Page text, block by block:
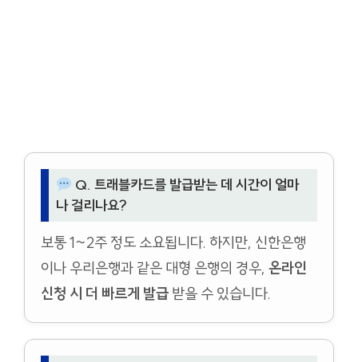
Q. 트래블카드를 발급받는 데 시간이 얼마
나 걸리나요?
보통 1~2주 정도 소요됩니다. 하지만, 신한은행
이나 우리은행과 같은 대형 은행의 경우, 온라인
신청 시 더 빠르게 발급 받을 수 있습니다.